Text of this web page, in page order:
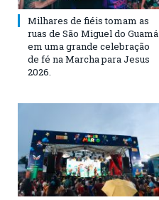
Milhares de fiéis tomam as
ruas de São Miguel do Guamá
em uma grande celebração
de fé na Marcha para Jesus
2026.